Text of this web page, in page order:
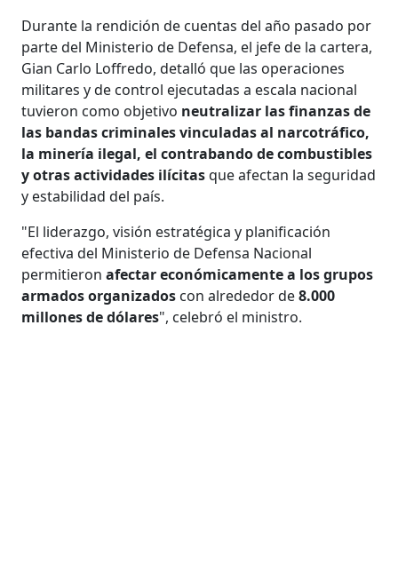
Durante la rendición de cuentas del año pasado por
parte del Ministerio de Defensa, el jefe de la cartera,
Gian Carlo Loffredo, detalló que las operaciones
militares y de control ejecutadas a escala nacional
tuvieron como objetivo neutralizar las finanzas de
las bandas criminales vinculadas al narcotráfico,
la minería ilegal, el contrabando de combustibles
y otras actividades ilícitasque afectan la seguridad
y estabilidad del país.
"El liderazgo, visión estratégica y planificación
efectiva del Ministerio de Defensa Nacional
permitieron afectar económicamente a los grupos
armados organizados con alrededor de8.000
millones de dólares", celebró el ministro.